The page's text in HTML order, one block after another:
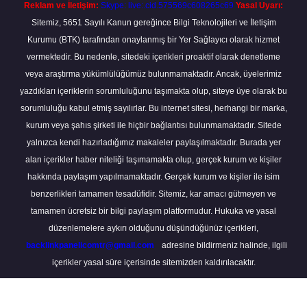
Reklam ve İletişim: Skype: live:.cid.575569c608265c69 Yasal Uyarı:
Sitemiz, 5651 Sayılı Kanun gereğince Bilgi Teknolojileri ve İletişim
Kurumu (BTK) tarafından onaylanmış bir Yer Sağlayıcı olarak hizmet
vermektedir. Bu nedenle, sitedeki içerikleri proaktif olarak denetleme
veya araştırma yükümlülüğümüz bulunmamaktadır. Ancak, üyelerimiz
yazdıkları içeriklerin sorumluluğunu taşımakta olup, siteye üye olarak bu
sorumluluğu kabul etmiş sayılırlar. Bu internet sitesi, herhangi bir marka,
kurum veya şahıs şirketi ile hiçbir bağlantısı bulunmamaktadır. Sitede
yalnızca kendi hazırladığımız makaleler paylaşılmaktadır. Burada yer
alan içerikler haber niteliği taşımamakta olup, gerçek kurum ve kişiler
hakkında paylaşım yapılmamaktadır. Gerçek kurum ve kişiler ile isim
benzerlikleri tamamen tesadüfidir. Sitemiz, kar amacı gütmeyen ve
tamamen ücretsiz bir bilgi paylaşım platformudur. Hukuka ve yasal
düzenlemelere aykırı olduğunu düşündüğünüz içerikleri,
backlinkpanelicomtr@gmail.com
adresine bildirmeniz halinde, ilgili
içerikler yasal süre içerisinde sitemizden kaldırılacaktır.